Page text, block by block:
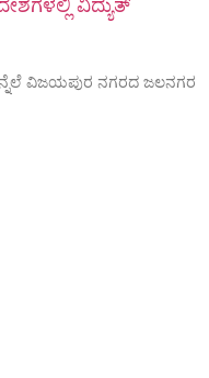
ವಿದ್ಯುತ್
ವಿಜಯಪುರ ನಗರದ ಜಲನಗರ